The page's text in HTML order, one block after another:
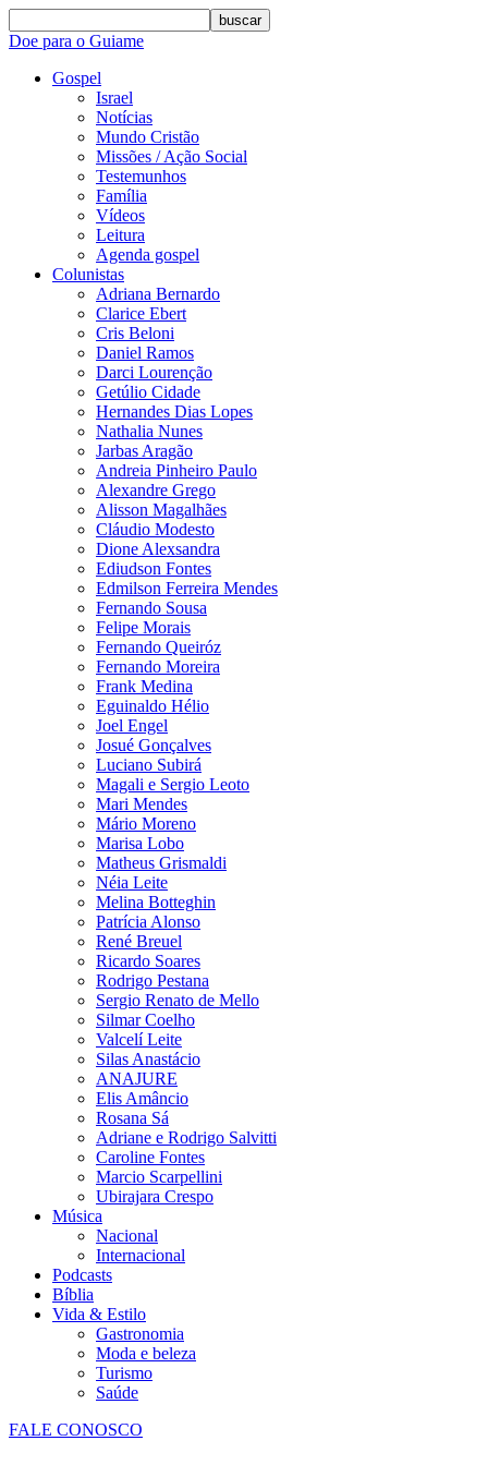
buscar
Doe para o Guiame
Gospel
Israel
Notícias
Mundo Cristão
Missões / Ação Social
Testemunhos
Família
Vídeos
Leitura
Agenda gospel
Colunistas
Adriana Bernardo
Clarice Ebert
Cris Beloni
Daniel Ramos
Darci Lourenção
Getúlio Cidade
Hernandes Dias Lopes
Nathalia Nunes
Jarbas Aragão
Andreia Pinheiro Paulo
Alexandre Grego
Alisson Magalhães
Cláudio Modesto
Dione Alexsandra
Ediudson Fontes
Edmilson Ferreira Mendes
Fernando Sousa
Felipe Morais
Fernando Queiróz
Fernando Moreira
Frank Medina
Eguinaldo Hélio
Joel Engel
Josué Gonçalves
Luciano Subirá
Magali e Sergio Leoto
Mari Mendes
Mário Moreno
Marisa Lobo
Matheus Grismaldi
Néia Leite
Melina Botteghin
Patrícia Alonso
René Breuel
Ricardo Soares
Rodrigo Pestana
Sergio Renato de Mello
Silmar Coelho
Valcelí Leite
Silas Anastácio
ANAJURE
Elis Amâncio
Rosana Sá
Adriane e Rodrigo Salvitti
Caroline Fontes
Marcio Scarpellini
Ubirajara Crespo
Música
Nacional
Internacional
Podcasts
Bíblia
Vida & Estilo
Gastronomia
Moda e beleza
Turismo
Saúde
FALE CONOSCO